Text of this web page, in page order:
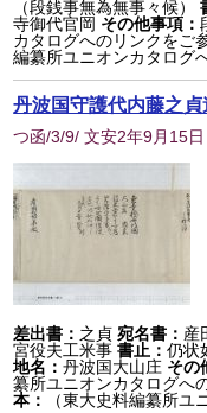
（段銭事無為無事々候）
寺御代官岡 その他事項：
カタログへのリンクをご
編纂所ユニオンカタログ
丹波国守護代内藤之
つ函/3/9/ 文安2年9月15日
差出書： 之貞 宛名書： 産
宮役夫工米事 書止：仍状
地名：丹波国大山庄 その
纂所ユニオンカタログへ
本：
（東大史料編纂所ユ